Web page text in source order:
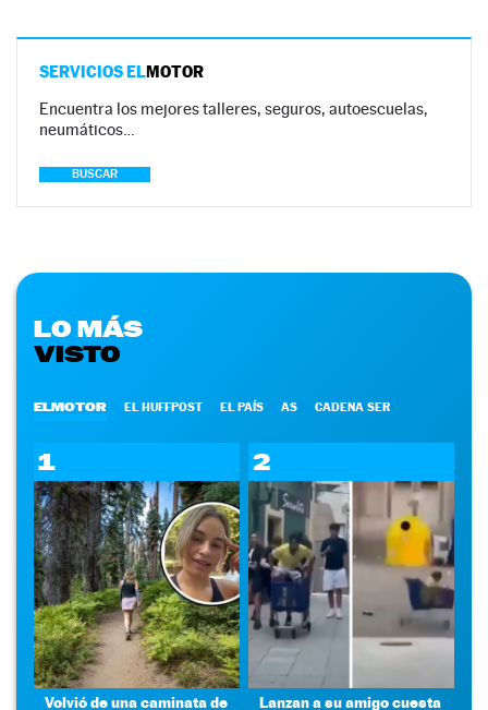
SERVICIOS ELMOTOR
Encuentra los mejores talleres, seguros, autoescuelas,
neumáticos…
BUSCAR
LO MÁS
VISTO
ELMOTOR EL HUFFPOST EL PAÍS AS CADENA SER
1
Volvió de una caminata de
2
Lanzan a su amigo cuesta